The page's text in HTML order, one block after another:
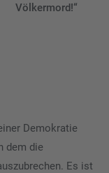
Völkermord!“
Demokratie
dem die
Es ist